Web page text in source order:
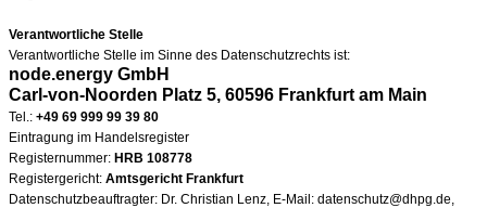
Verantwortliche Stelle
Verantwortliche Stelle im Sinne des Datenschutzrechts ist:
node.energy GmbH
Carl-von-Noorden Platz 5, 60596 Frankfurt am Main
Tel.: +49 69 999 99 39 80
Eintragung im Handelsregister
Registernummer: HRB 108778
Registergericht: Amtsgericht Frankfurt
Datenschutzbeauftragter: Dr. Christian Lenz, E-Mail: datenschutz@dhpg.de,